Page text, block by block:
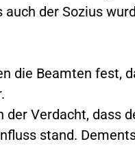
der Sozius
die Beamten fest,
Verdacht, dass
stand.